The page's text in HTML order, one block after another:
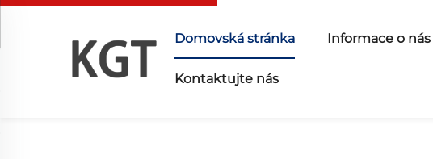
Domovská stránka Informace o nás
Kontaktujte nás